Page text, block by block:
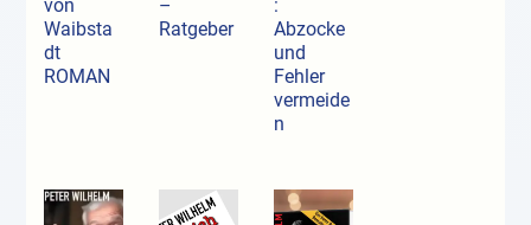
von
Waibsta
dt
ROMAN
–
Ratgeber
:
Abzocke
und
Fehler
vermeide
n